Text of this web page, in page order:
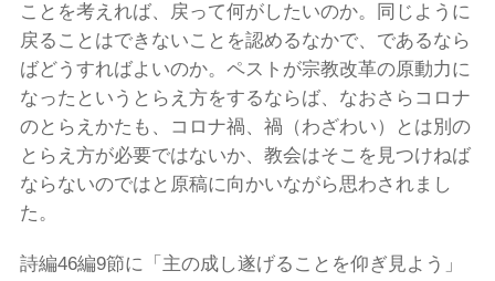
ことを考えれば、戻って何がしたいのか。同じように
戻ることはできないことを認めるなかで、であるなら
ばどうすればよいのか。ペストが宗教改革の原動力に
なったというとらえ方をするならば、なおさらコロナ
のとらえかたも、コロナ禍、禍（わざわい）とは別の
とらえ方が必要ではないか、教会はそこを見つけねば
ならないのではと原稿に向かいながら思わされまし
た。
詩編46編9節に「主の成し遂げることを仰ぎ見よう」